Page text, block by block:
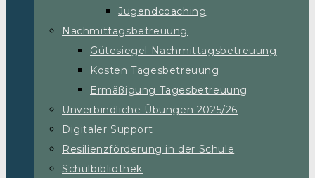
Jugendcoaching
Nachmittagsbetreuung
Gütesiegel Nachmittagsbetreuung
Kosten Tagesbetreuung
Ermäßigung Tagesbetreuung
Unverbindliche Übungen 2025/26
Digitaler Support
Resilienzförderung in der Schule
Schulbibliothek